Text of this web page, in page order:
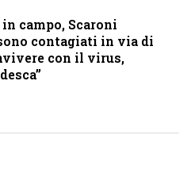
campo, Scaroni
contagiati in via di
con il virus,